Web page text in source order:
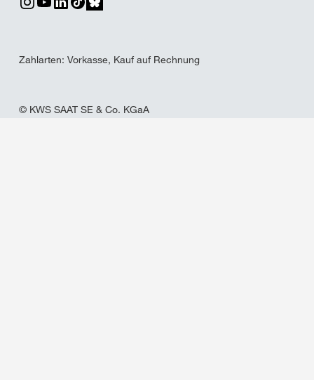
Zahlarten: Vorkasse, Kauf auf Rechnung
© KWS SAAT SE & Co. KGaA